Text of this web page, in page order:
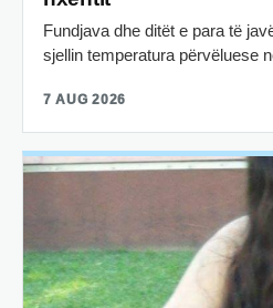
Fundjava dhe ditët e para të
sjellin temperatura përvëluese
7 AUG 2026